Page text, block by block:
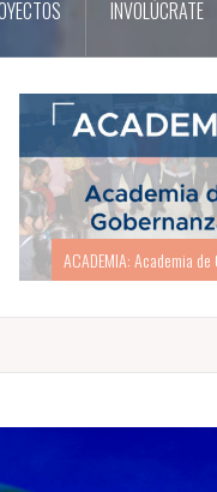
INVOLÚCRATE
CURSO: Actualización en
electoral